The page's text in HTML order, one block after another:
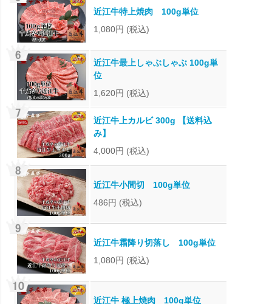
近江牛特上焼肉 100g単位
1,080円 (税込)
近江牛最上しゃぶしゃぶ 100g単
位
1,620円 (税込)
近江牛上カルビ 300g 【送料込
み】
4,000円 (税込)
近江牛小間切 100g単位
486円 (税込)
近江牛霜降り切落し 100g単位
1,080円 (税込)
近江牛 極上焼肉 100g単位